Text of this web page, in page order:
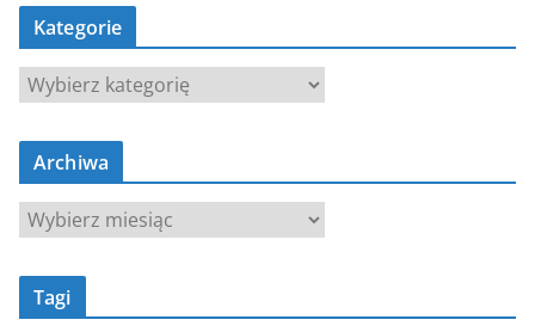
Kategorie
K
a
t
g
e
Archiwa
A
r
c
Tagi